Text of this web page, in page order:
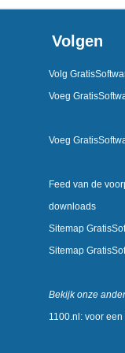
Volgen
Volg
Voeg
Voeg
Feed van de
downloads
Sitemap
Sitemap
Bekijk onze
1100.nl: voor